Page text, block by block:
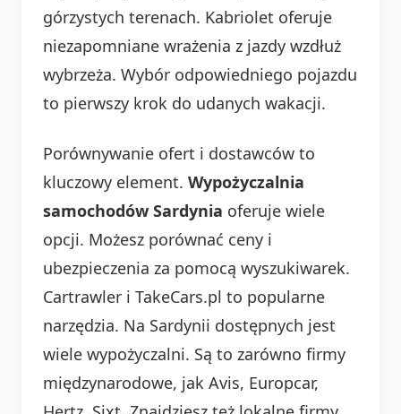
górzystych terenach. Kabriolet oferuje
niezapomniane wrażenia z jazdy wzdłuż
wybrzeża. Wybór odpowiedniego pojazdu
to pierwszy krok do udanych wakacji.
Porównywanie ofert i dostawców to
kluczowy element. Wypożyczalnia
samochodów Sardynia oferuje wiele
opcji. Możesz porównać ceny i
ubezpieczenia za pomocą wyszukiwarek.
Cartrawler i TakeCars.pl to popularne
narzędzia. Na Sardynii dostępnych jest
wiele wypożyczalni. Są to zarówno firmy
międzynarodowe, jak Avis, Europcar,